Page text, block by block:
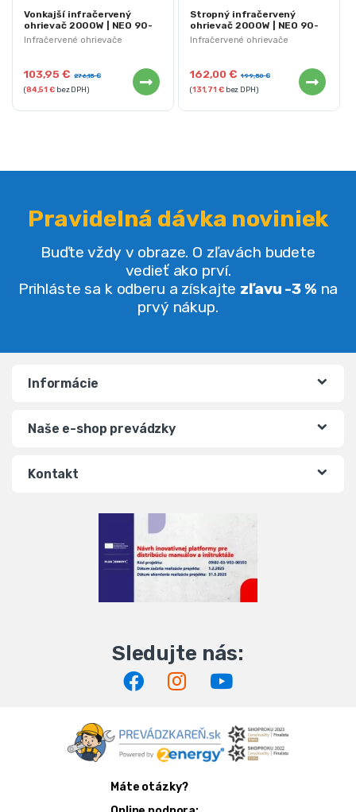
Infračervené ohrievače
Vonkajší infračervený
ohrievač 2000W | NEO 90-
039
103,95€ 276,15€
(84,51€bez DPH)
Infračervené ohrievače
Stropný infračervený
ohrievač 2000W | NEO 90-
038
162,00€ 199,50€
(131,71€bez DPH)
Pravidelná dávka noviniek
Buďte vždy v obraze. O zľavách budete
vedieť ako prví.
Prihláste sa k odberu a získajte zľavu -3 % na
prvý nákup.
Informácie
Naše e-shop prevádzky
Kontakt
Máte otázky?